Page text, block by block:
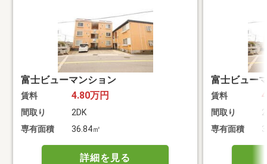
富士ビューマンション
賃料 4.80万円
間取り
2DK
専有面積
36.84㎡
詳細を見る
富士ビュー
賃料
間取り
専有面積